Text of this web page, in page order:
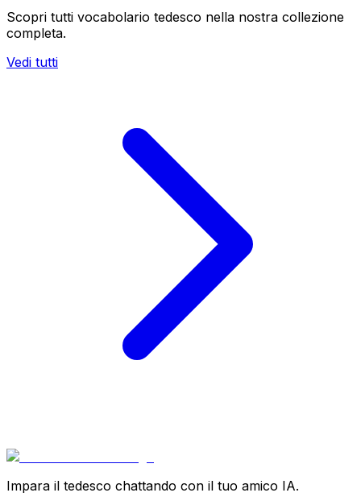
Scopri tutti vocabolario tedesco nella nostra collezione
completa.
Vedi tutti
Impara il tedesco chattando con il tuo amico IA.